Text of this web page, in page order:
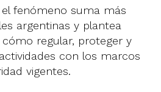
fenómeno suma más
argentinas y plantea
regular, proteger y
con los marcos
vigentes.